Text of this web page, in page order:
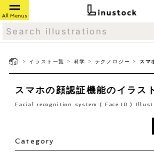
All Menus
> イラスト一覧 > 科学 > テクノロジー >
スマホの顔認証機能のイラス
Facial recognition system ( Face ID )
Category